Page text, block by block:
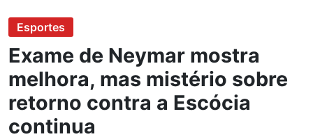
Esportes
Exame de Neymar mostra
melhora, mas mistério sobre
retorno contra a Escócia
continua